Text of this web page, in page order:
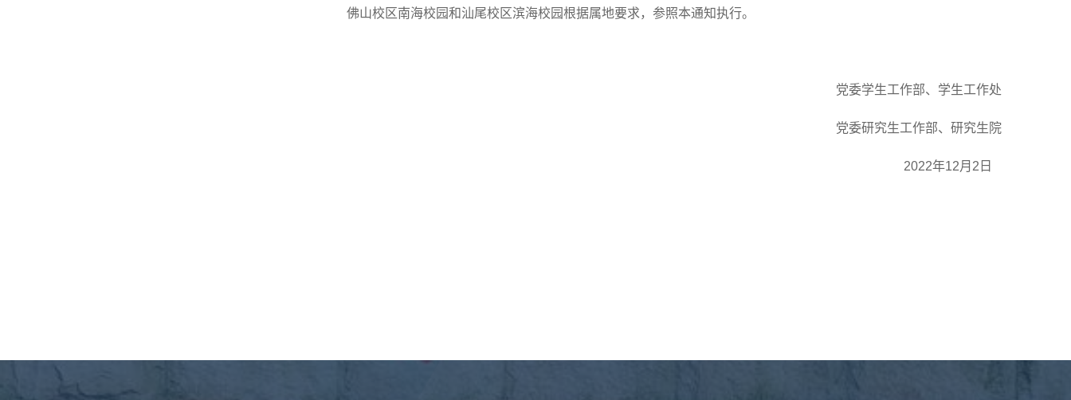
佛山校区南海校园和汕尾校区滨海校园根据属地要求，参照本通知执行。
党委学生工作部、学生工作处
党委研究生工作部、研究生院
2022年12月2日